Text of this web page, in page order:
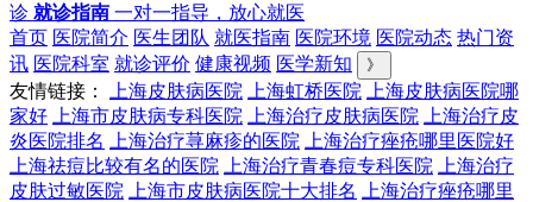
诊 就诊指南 一对一指导，放心就医
首页 医院简介 医生团队 就医指南 医院环境 医院动态 热门资
讯 医院科室 就诊评价 健康视频 医学新知 》
友情链接： 上海皮肤病医院 上海虹桥医院
上海皮肤病医院哪
家好
上海市皮肤病专科医院 上海治疗皮肤病医院
上海治疗皮
炎医院排名
上海治疗荨麻疹的医院
上海治疗痤疮哪里医院好
上海祛痘比较有名的医院
上海治疗青春痘专科医院
上海治疗
皮肤过敏医院
上海市皮肤病医院十大排名
上海治疗痤疮哪里